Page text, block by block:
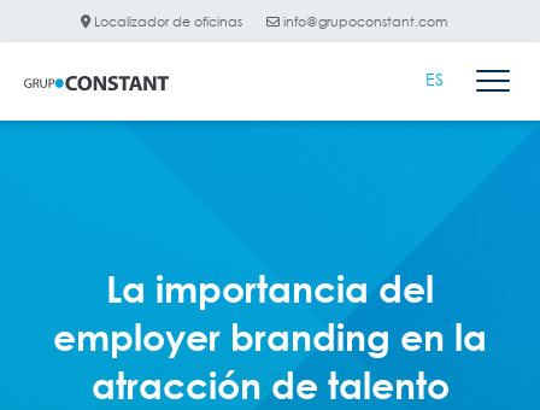
Localizador de oficinas info@grupoconstant.com
ES
La importancia del
employer branding en la
atracción de talento